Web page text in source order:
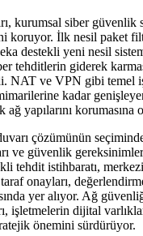
kurumsal siber güvenlik
koruyor. İlk nesil paket
destekli yeni nesil
tehditlerin giderek
NAT ve VPN gibi temel
kadar
ağ yapılarını korumasına
çözümünün
ve güvenlik
tehdit istihbaratı,
onayları,
yer alıyor. Ağ
işletmelerin dijital
önemini sürdürüyor.